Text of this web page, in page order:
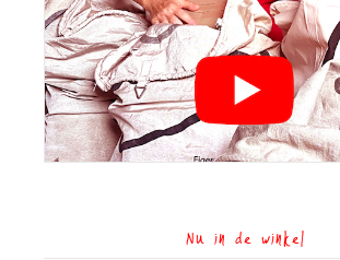
Nu in de winkel